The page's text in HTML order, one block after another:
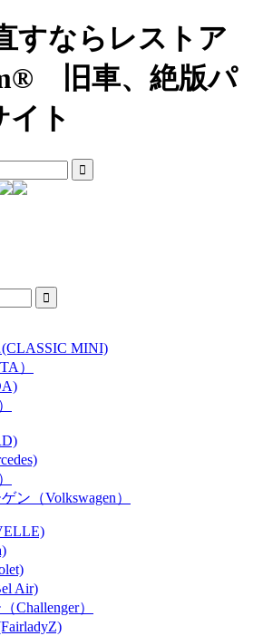
すならレストア
旧車、絶版パ
イト
MINI)
）
ン（Volkswagen）
Air)
Challenger）